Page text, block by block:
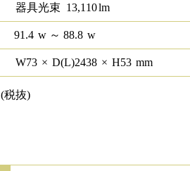
器具光束 13,110lm
91.4 w ～ 88.8 w
W73 × D(L)2438 × H53 mm
(税抜)